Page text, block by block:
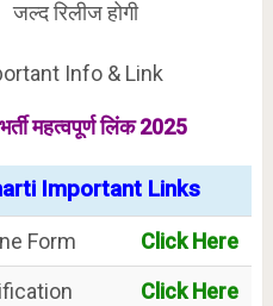
जल्द रिलीज होगी
Info & Link
महत्वपूर्ण लिंक 2025
Important Links
Form
Click Here
Click Here